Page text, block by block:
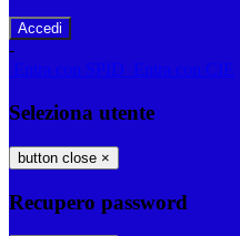
-
Entra con SPID
Entra con CIE
Seleziona utente
button close ×
Recupero password